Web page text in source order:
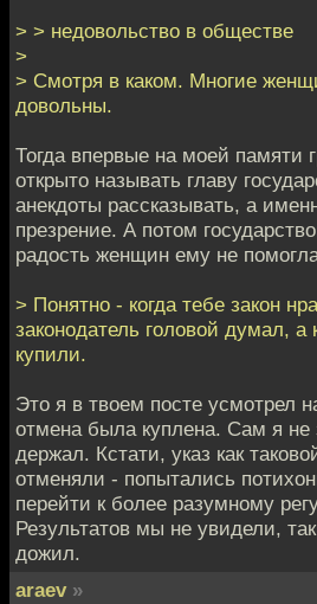
> > недовольство в обществе
>
> Смотря в каком. Многие
довольны.
Тогда впервые на моей памяти
открыто называть главу
анекдоты рассказывать, а
презрение. А потом
радость женщин ему не
> Понятно - когда тебе закон
законодатель головой думал, а
купили.
Это я в твоем посте усмотрел
отмена была куплена. Сам я не
держал. Кстати, указ как
отменяли - попытались
перейти к более разумному
Результатов мы не увидели,
дожил.
araev »